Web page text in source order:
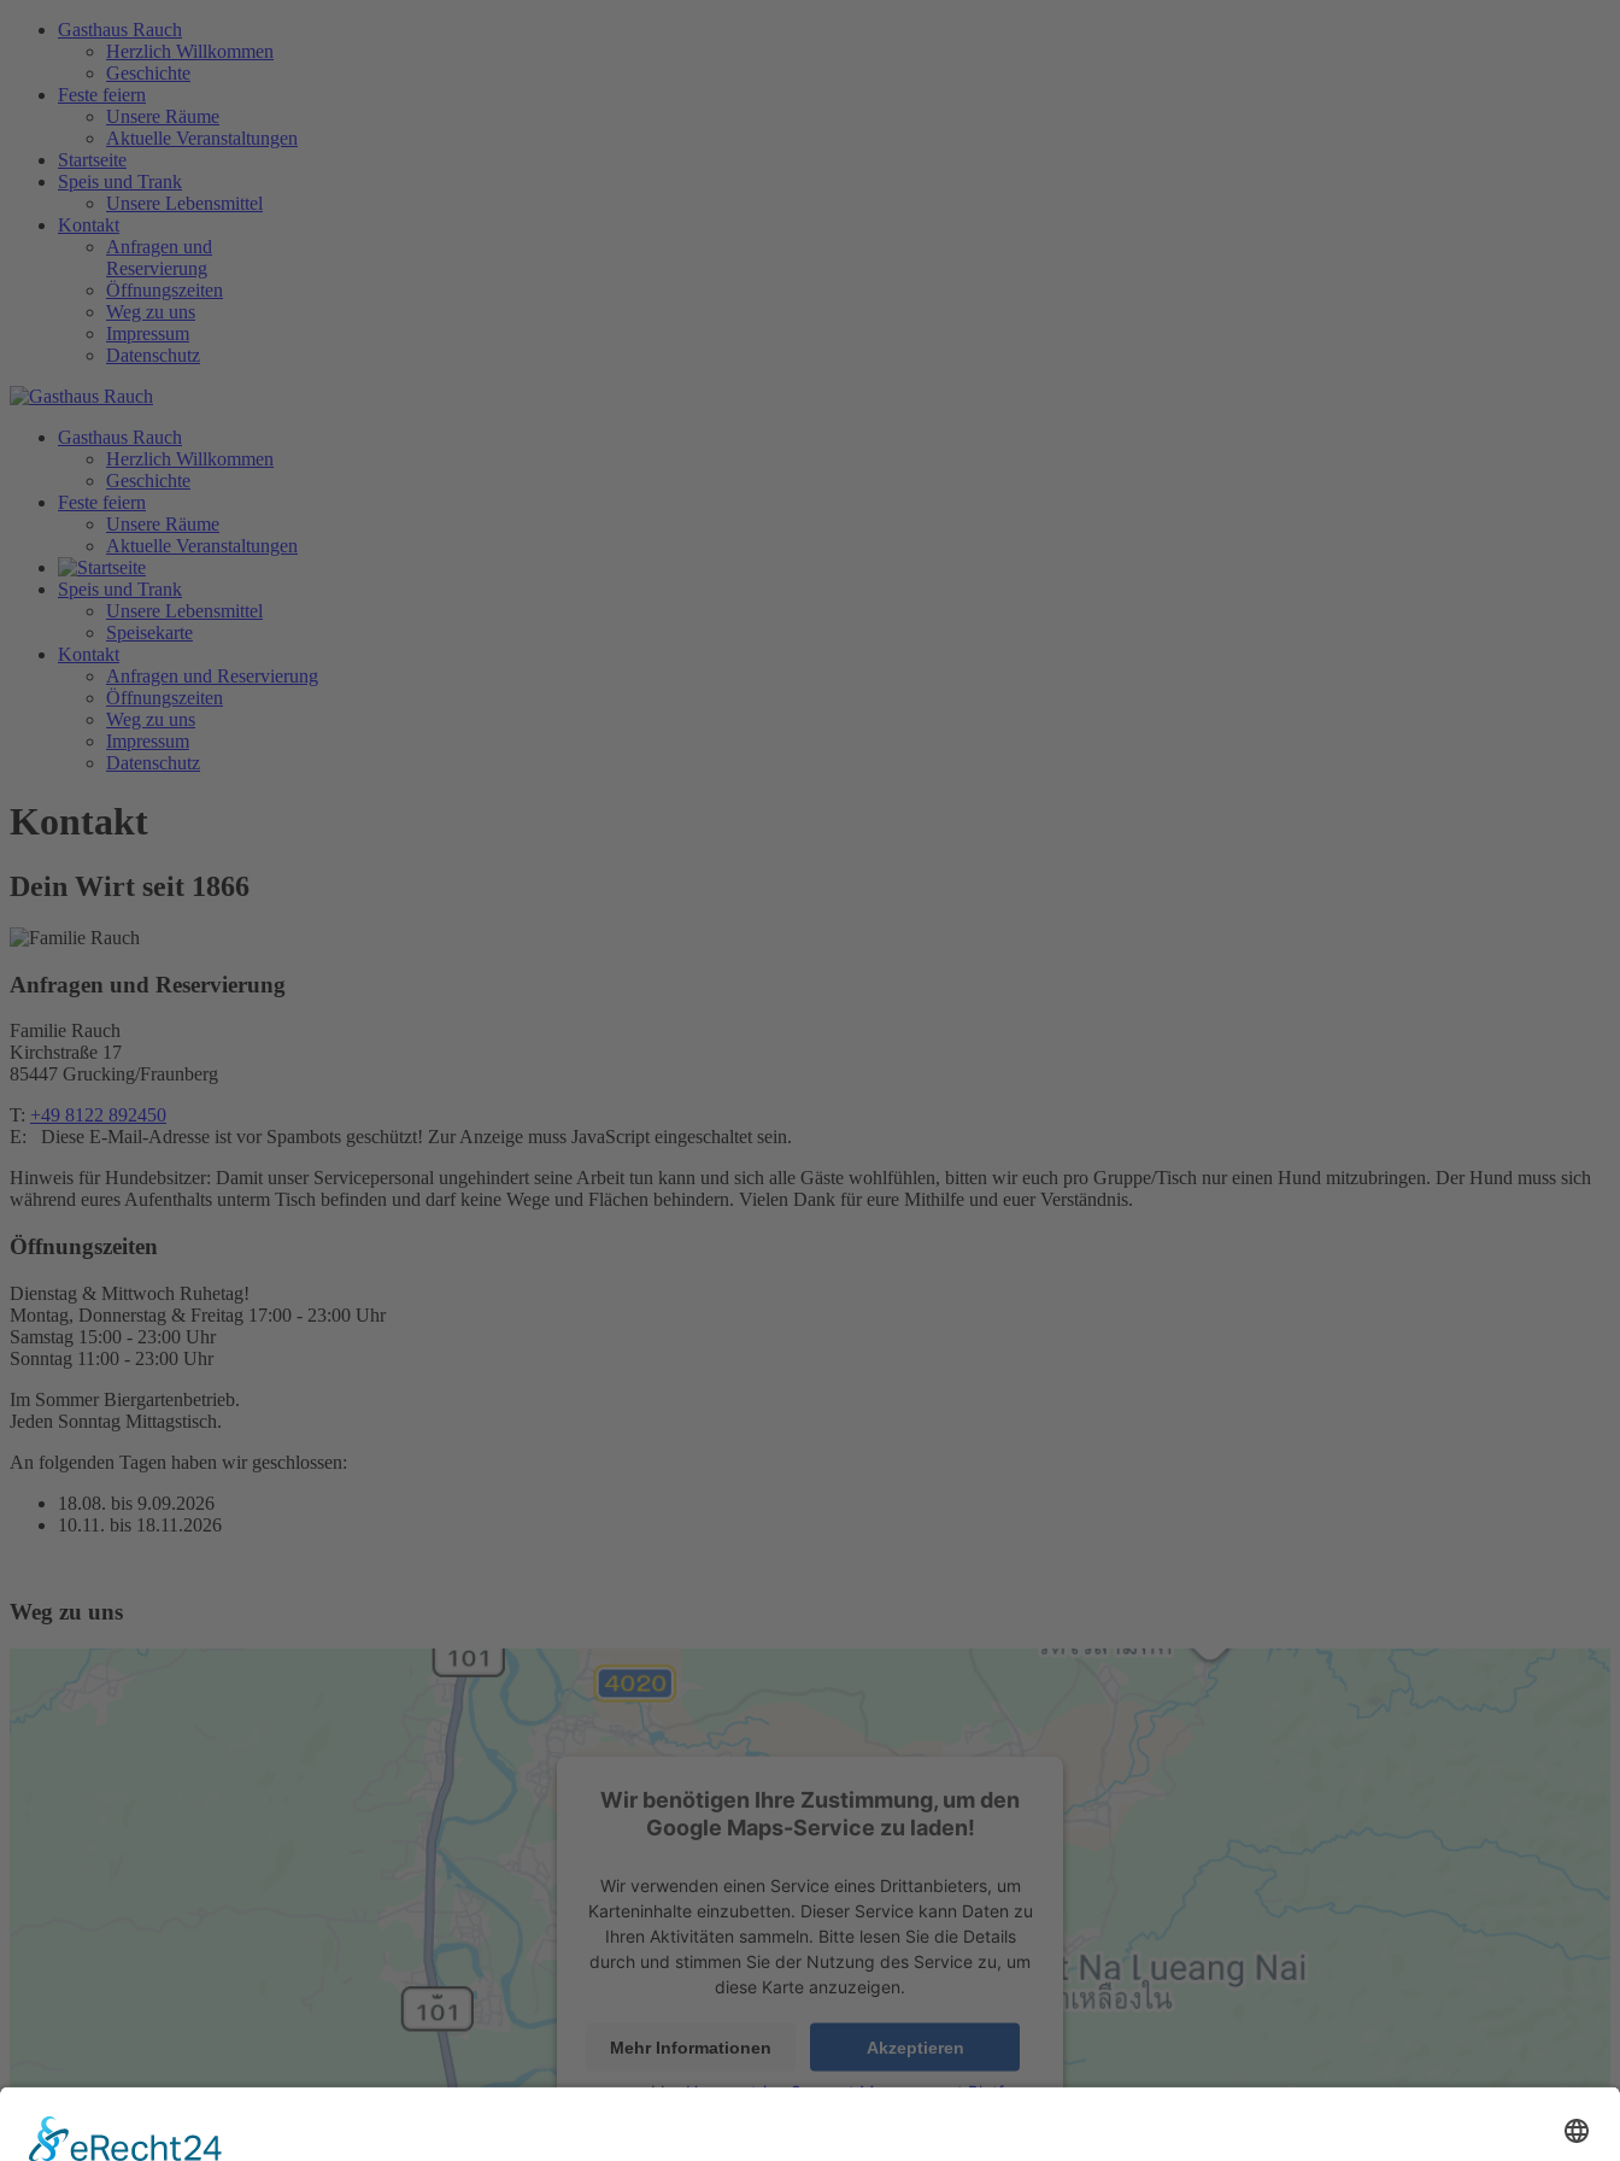
Gasthaus Rauch
Herzlich Willkommen
Geschichte
Feste feiern
Unsere Räume
Aktuelle Veranstaltungen
Startseite
Speis und Trank
Unsere Lebensmittel
Kontakt
Anfragen und
Reservierung
Öffnungszeiten
Weg zu uns
Impressum
Datenschutz
Gasthaus Rauch
Herzlich Willkommen
Geschichte
Feste feiern
Unsere Räume
Aktuelle Veranstaltungen
Speis und Trank
Unsere Lebensmittel
Speisekarte
Kontakt
Anfragen und Reservierung
Öffnungszeiten
Weg zu uns
Impressum
Datenschutz
Kontakt
Dein Wirt seit 1866
Anfragen und Reservierung
Familie Rauch
Kirchstraße 17
85447 Grucking/Fraunberg
T: +49 8122 892450
E: Diese E-Mail-Adresse ist vor Spambots geschützt! Zur Anzeige muss JavaScript eingeschaltet sein.
Hinweis für Hundebsitzer: Damit unser Servicepersonal ungehindert seine Arbeit tun kann und sich alle Gäste wohlfühlen, bitten wir euch pro Gruppe/Tisch nur einen Hund mitzubringen. Der Hund muss sich
während eures Aufenthalts unterm Tisch befinden und darf keine Wege und Flächen behindern. Vielen Dank für eure Mithilfe und euer Verständnis.
Öffnungszeiten
Dienstag & Mittwoch Ruhetag!
Montag, Donnerstag & Freitag 17:00 - 23:00 Uhr
Samstag 15:00 - 23:00 Uhr
Sonntag 11:00 - 23:00 Uhr
Im Sommer Biergartenbetrieb.
Jeden Sonntag Mittagstisch.
An folgenden Tagen haben wir geschlossen:
18.08. bis 9.09.2026
10.11. bis 18.11.2026
Weg zu uns
Wir benötigen Ihre Zustimmung, um den
Google Maps-Service zu laden!
Wir verwenden einen Service eines Drittanbieters, um
Karteninhalte einzubetten. Dieser Service kann Daten zu
Ihren Aktivitäten sammeln. Bitte lesen Sie die Details
durch und stimmen Sie der Nutzung des Service zu, um
diese Karte anzuzeigen.
Mehr Informationen Akzeptieren
powered byUsercentrics Consent Management Platform